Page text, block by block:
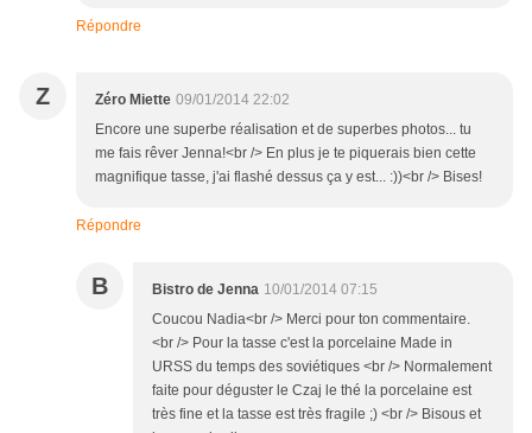
Répondre
Z Zéro Miette 09/01/2014 22:02
Encore une superbe réalisation et de superbes photos... tu
me fais rêver Jenna!<br /> En plus je te piquerais bien cette
magnifique tasse, j'ai flashé dessus ça y est... :))<br /> Bises!
Répondre
B Bistro de Jenna 10/01/2014 07:15
Coucou Nadia<br /> Merci pour ton commentaire.
<br /> Pour la tasse c'est la porcelaine Made in
URSS du temps des soviétiques <br /> Normalement
faite pour déguster le Czaj le thé la porcelaine est
très fine et la tasse est très fragile ;) <br /> Bisous et